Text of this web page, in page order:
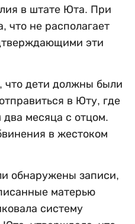
в штате Юта. При
что не располагает
эти
что дети должны были
в Юту, где
месяца с отцом.
в жестоком
обнаружены записи,
матерью
систему